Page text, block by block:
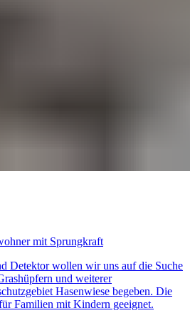
mit Sprungkraft
Detektor wollen wir uns auf die Suche
und weiterer
Hasenwiese begeben. Die
Familien mit Kindern geeignet.